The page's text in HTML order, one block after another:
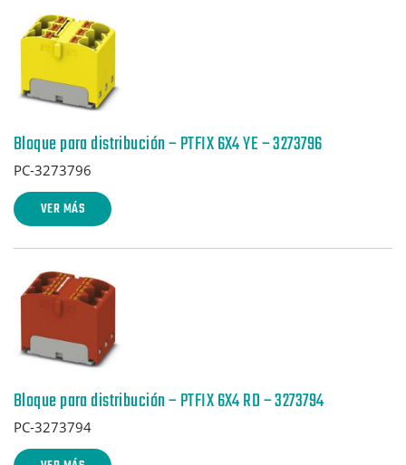
Bloque para distribución – PTFIX 6X4 YE – 3273796
PC-3273796
VER MÁS
Bloque para distribución – PTFIX 6X4 RD – 3273794
PC-3273794